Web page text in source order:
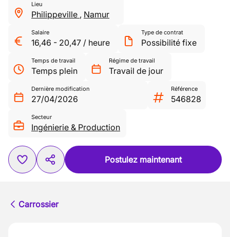
Lieu
Philippeville , Namur
Salaire
16,46 - 20,47 / heure
Type de contrat
Possibilité fixe
Temps de travail
Temps plein
Régime de travail
Travail de jour
Dernière modification
27/04/2026
Référence
546828
Secteur
Ingénierie & Production
Postulez maintenant
Carrossier